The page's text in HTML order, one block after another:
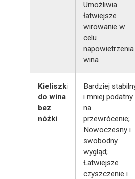
Umożliwia
łatwiejsze
wirowanie w
celu
napowietrzenia
wina
Kieliszki
do wina
bez
nóżki
Bardziej
i mniej podatny
na
przewrócenie;
Nowoczesny i
swobodny
wygląd;
Łatwiejsze
czyszczenie i